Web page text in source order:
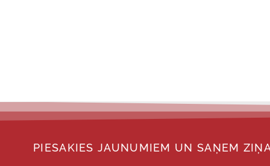
PIESAKIES JAUNUMIEM UN SAŅEM